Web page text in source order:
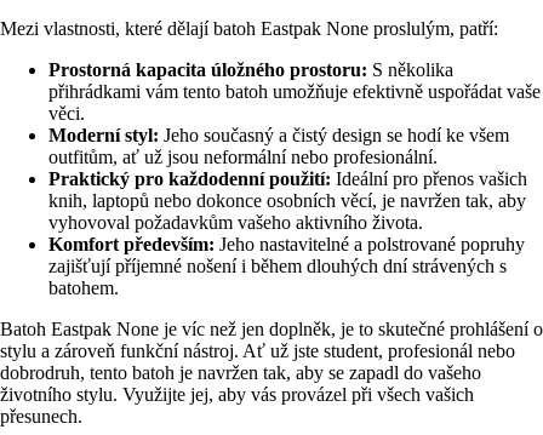
Mezi vlastnosti, které dělají batoh Eastpak None proslulým, patří:
Prostorná kapacita úložného prostoru: S několika
přihrádkami vám tento batoh umožňuje efektivně uspořádat vaše
věci.
Moderní styl: Jeho současný a čistý design se hodí ke všem
outfitům, ať už jsou neformální nebo profesionální.
Praktický pro každodenní použití: Ideální pro přenos vašich
knih, laptopů nebo dokonce osobních věcí, je navržen tak, aby
vyhovoval požadavkům vašeho aktivního života.
Komfort především: Jeho nastavitelné a polstrované popruhy
zajišťují příjemné nošení i během dlouhých dní strávených s
batohem.
Batoh Eastpak None je víc než jen doplněk, je to skutečné prohlášení o
stylu a zároveň funkční nástroj. Ať už jste student, profesionál nebo
dobrodruh, tento batoh je navržen tak, aby se zapadl do vašeho
životního stylu. Využijte jej, aby vás provázel při všech vašich
přesunech.